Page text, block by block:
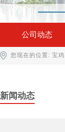
公司动态
您现在的位置: 宝
新闻动态